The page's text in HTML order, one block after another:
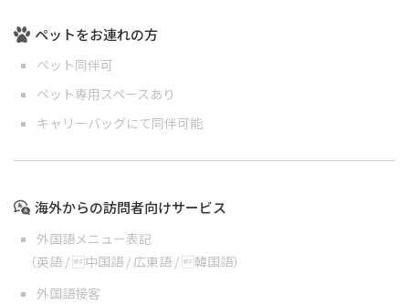
ペットをお連れの方
ペット同伴可
ペット専用スペースあり
キャリーバッグにて同伴可能
海外からの訪問者向けサービス
外国語メニュー表記
（英語 /中国語 / 広東語 /韓国語）
外国語接客